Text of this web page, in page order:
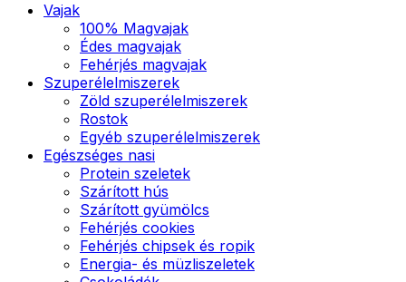
Vajak
100% Magvajak
Édes magvajak
Fehérjés magvajak
Szuperélelmiszerek
Zöld szuperélelmiszerek
Rostok
Egyéb szuperélelmiszerek
Egészséges nasi
Protein szeletek
Szárított hús
Szárított gyümölcs
Fehérjés cookies
Fehérjés chipsek és ropik
Energia- és müzliszeletek